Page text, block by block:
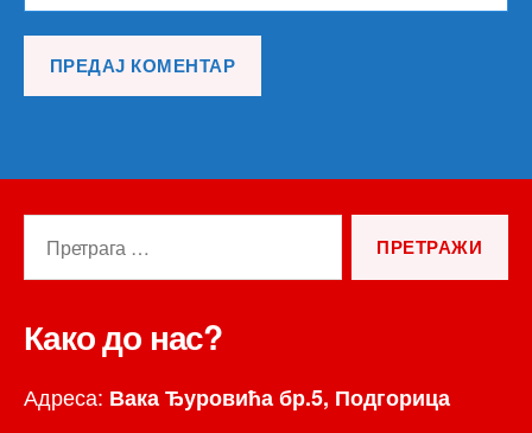
Како до нас?
Адреса: Вака Ђуровића бр.5, Подгорица